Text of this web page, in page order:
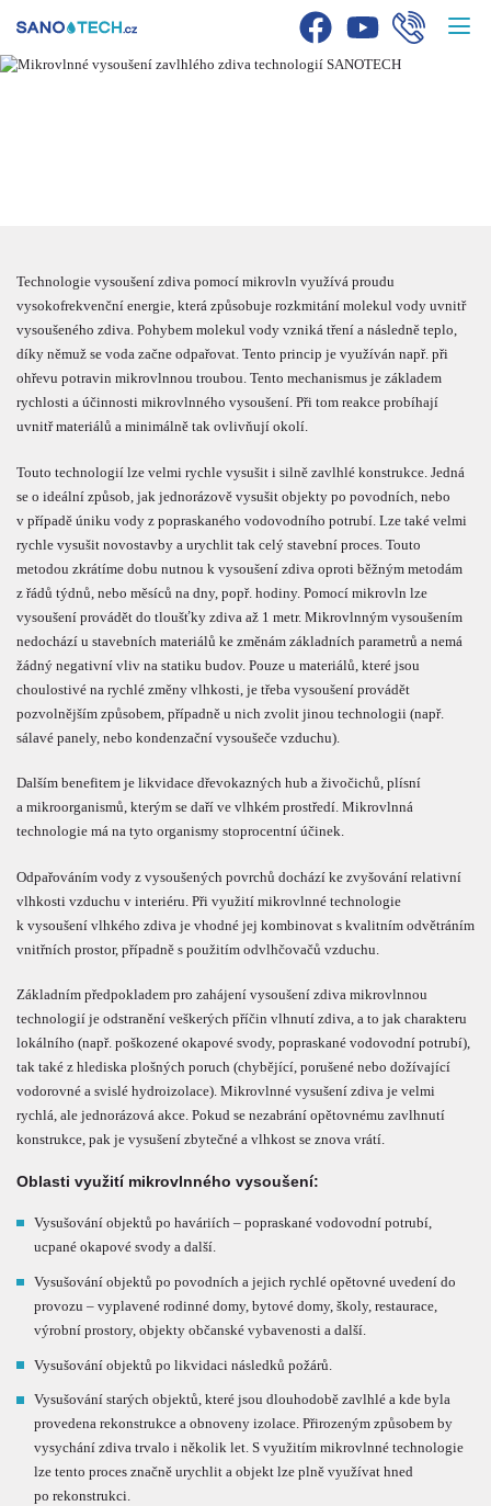
Technologie vysoušení zdiva pomocí mikrovln využívá proudu
vysokofrekvenční energie, která způsobuje rozkmitání molekul vody uvnitř
vysoušeného zdiva. Pohybem molekul vody vzniká tření a následně teplo,
díky němuž se voda začne odpařovat. Tento princip je využíván např. při
ohřevu potravin mikrovlnnou troubou. Tento mechanismus je základem
rychlosti a účinnosti mikrovlnného vysoušení. Při tom reakce probíhají
uvnitř materiálů a minimálně tak ovlivňují okolí.
Touto technologií lze velmi rychle vysušit i silně zavlhlé konstrukce. Jedná
se o ideální způsob, jak jednorázově vysušit objekty po povodních, nebo
v případě úniku vody z popraskaného vodovodního potrubí. Lze také velmi
rychle vysušit novostavby a urychlit tak celý stavební proces. Touto
metodou zkrátíme dobu nutnou k vysoušení zdiva oproti běžným metodám
z řádů týdnů, nebo měsíců na dny, popř. hodiny. Pomocí mikrovln lze
vysoušení provádět do tloušťky zdiva až 1 metr. Mikrovlnným vysoušením
nedochází u stavebních materiálů ke změnám základních parametrů a nemá
žádný negativní vliv na statiku budov. Pouze u materiálů, které jsou
choulostivé na rychlé změny vlhkosti, je třeba vysoušení provádět
pozvolnějším způsobem, případně u nich zvolit jinou technologii (např.
sálavé panely, nebo kondenzační vysoušeče vzduchu).
Dalším benefitem je likvidace dřevokazných hub a živočichů, plísní
a mikroorganismů, kterým se daří ve vlhkém prostředí. Mikrovlnná
technologie má na tyto organismy stoprocentní účinek.
Odpařováním vody z vysoušených povrchů dochází ke zvyšování relativní
vlhkosti vzduchu v interiéru. Při využití mikrovlnné technologie
k vysoušení vlhkého zdiva je vhodné jej kombinovat s kvalitním odvětráním
vnitřních prostor, případně s použitím odvlhčovačů vzduchu.
Základním předpokladem pro zahájení vysoušení zdiva mikrovlnnou
technologií je odstranění veškerých příčin vlhnutí zdiva, a to jak charakteru
lokálního (např. poškozené okapové svody, popraskané vodovodní potrubí),
tak také z hlediska plošných poruch (chybějící, porušené nebo dožívající
vodorovné a svislé hydroizolace). Mikrovlnné vysušení zdiva je velmi
rychlá, ale jednorázová akce. Pokud se nezabrání opětovnému zavlhnutí
konstrukce, pak je vysušení zbytečné a vlhkost se znova vrátí.
Oblasti využití mikrovlnného vysoušení:
Vysušování objektů po haváriích – popraskané vodovodní potrubí,
ucpané okapové svody a další.
Vysušování objektů po povodních a jejich rychlé opětovné uvedení do
provozu – vyplavené rodinné domy, bytové domy, školy, restaurace,
výrobní prostory, objekty občanské vybavenosti a další.
Vysušování objektů po likvidaci následků požárů.
Vysušování starých objektů, které jsou dlouhodobě zavlhlé a kde byla
provedena rekonstrukce a obnoveny izolace. Přirozeným způsobem by
vysychání zdiva trvalo i několik let. S využitím mikrovlnné technologie
lze tento proces značně urychlit a objekt lze plně využívat hned
po rekonstrukci.